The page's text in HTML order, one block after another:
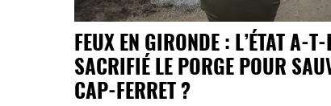
FEUX EN GIRONDE : L’ÉTAT A-
SACRIFIÉ LE PORGE POUR
CAP-FERRET ?